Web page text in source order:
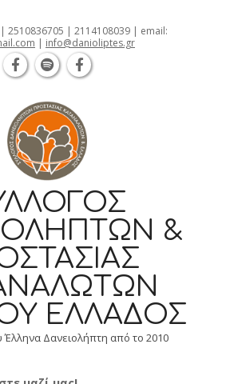
| 2510836705 | 2114108039 | email:
| info@danioliptes.gr
&
ΕΛΛΆΔΟΣ
Έλληνα Δανειολήπτη από το 2010